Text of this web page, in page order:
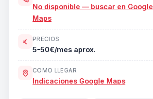
No disponible — buscar en Google
Maps
PRECIOS
5-50€/mes aprox.
COMO LLEGAR
Indicaciones Google Maps